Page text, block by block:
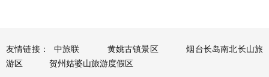
友情链接： 中旅联 黄姚古镇景区
烟台长岛南北长山旅
游区
贺州姑婆山旅游度假区